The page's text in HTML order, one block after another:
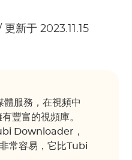
更新于 2023.11.15
服務，在視頻中
豐富的視頻庫。
Downloader，
常容易，它比Tubi